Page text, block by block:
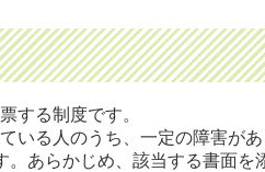
する制度です。
いる人のうち、一定の障害があ
あらかじめ、該当する書面を